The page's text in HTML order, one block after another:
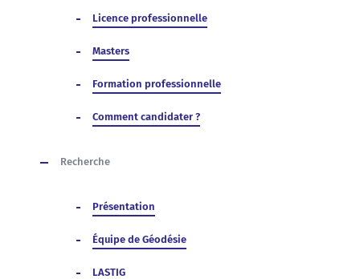
Licence professionnelle
Masters
Formation professionnelle
Comment candidater ?
Recherche
Présentation
Équipe de Géodésie
LASTIG